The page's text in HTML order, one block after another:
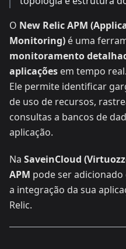
O New Relic APM
Monitoring) é uma
monitoramento
aplicações em tempo real.
Ele permite identificar
de uso de recursos,
consultas a bancos de
aplicação.
Na SaveinCloud
APM pode ser
a integração da sua
Relic.